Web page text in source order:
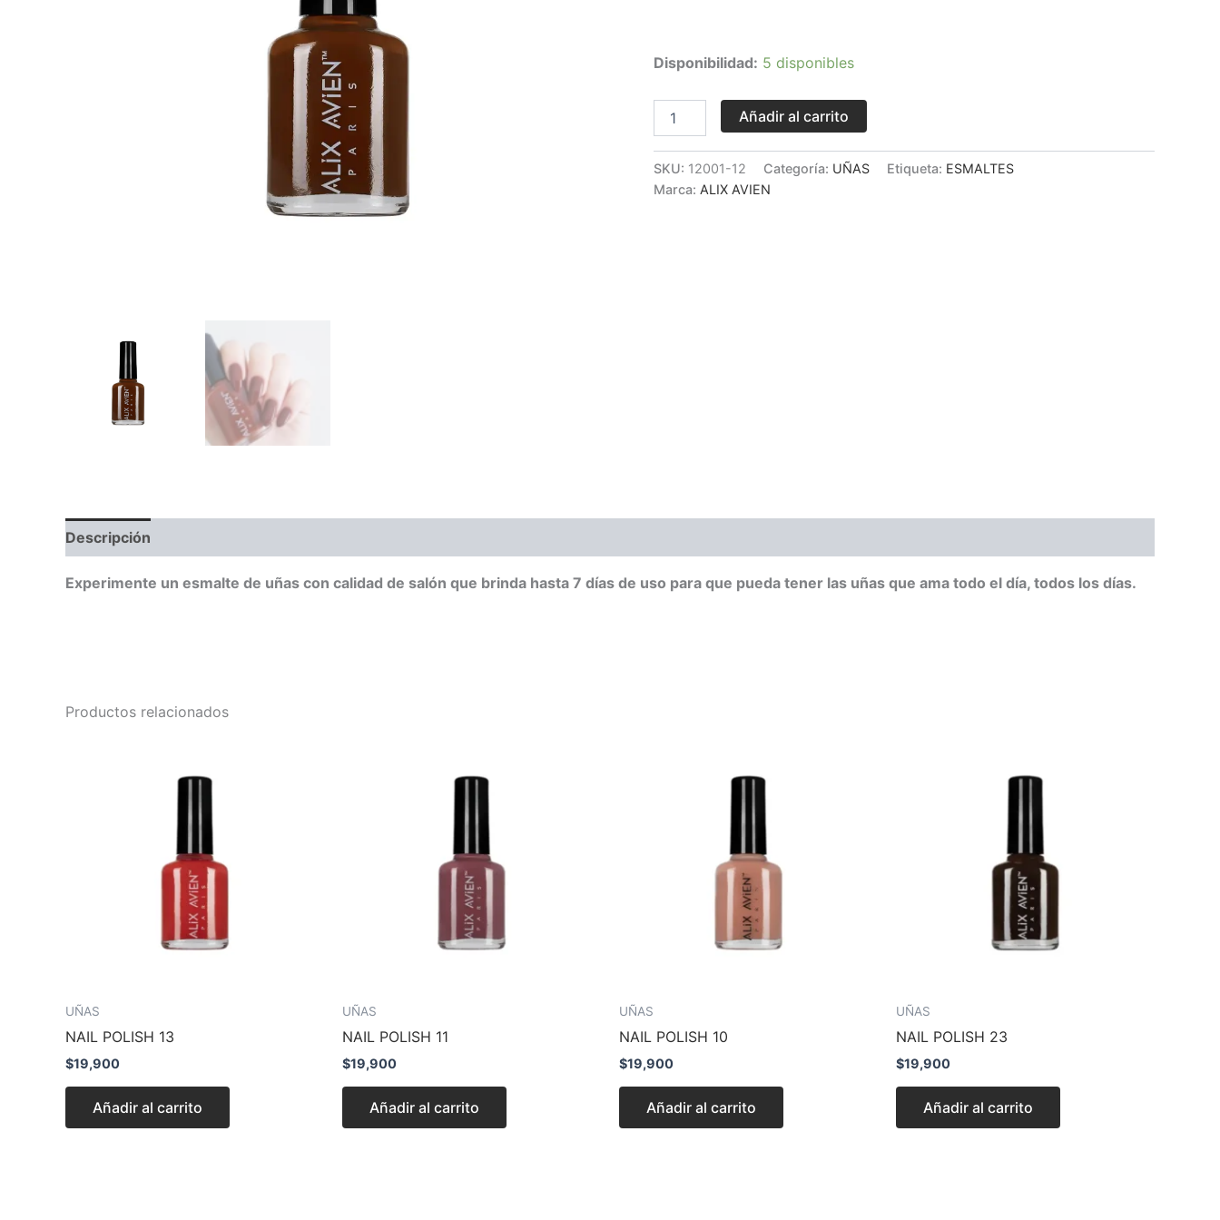
Disponibilidad: 5 disponibles
Añadir al carrito
SKU: 12001-12 Categoría: UÑAS Etiqueta: ESMALTES
Marca: ALIX AVIEN
Descripción
Experimente un esmalte de uñas con calidad de salón que brinda hasta 7 días de uso para que pueda tener las uñas que ama todo el día, todos los días.
Productos relacionados
UÑAS
NAIL POLISH 13
$19,900
Añadir al carrito
UÑAS
NAIL POLISH 11
$19,900
Añadir al carrito
UÑAS
NAIL POLISH 10
$19,900
Añadir al carrito
UÑAS
NAIL POLISH 23
$19,900
Añadir al carrito